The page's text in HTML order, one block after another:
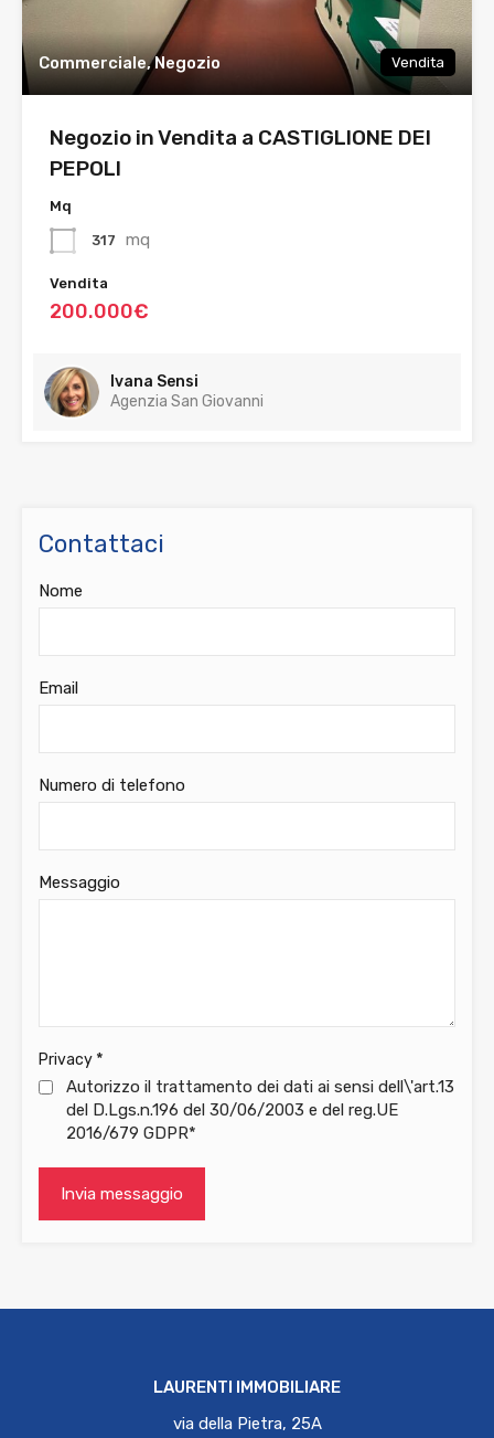
Commerciale, Negozio Vendita
Negozio in Vendita a CASTIGLIONE DEI
PEPOLI
Mq
317 mq
Vendita
200.000€
Ivana Sensi
Agenzia San Giovanni
Contattaci
Nome
Email
Numero di telefono
Messaggio
Privacy *
Autorizzo il trattamento dei dati ai sensi dell\'art.13
del D.Lgs.n.196 del 30/06/2003 e del reg.UE
2016/679 GDPR*
LAURENTI IMMOBILIARE
via della Pietra, 25A